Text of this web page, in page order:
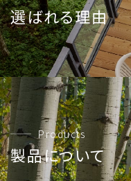
選ばれる理由
Products
製品について